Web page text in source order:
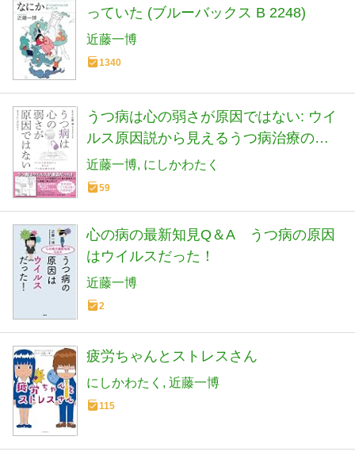
っていた (ブルーバックス B 2248)
近藤一博
1340
うつ病は心の弱さが原因ではない: ウイ
ルス原因説から見えるうつ病治療の未
来
近藤一博 にしかわたく
59
心の病の最新知見Q＆A うつ病の原因
はウイルスだった！
近藤一博
2
疲労ちゃんとストレスさん
にしかわたく 近藤一博
115